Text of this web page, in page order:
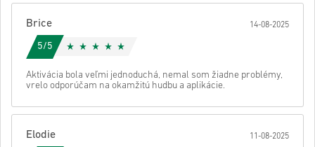
Brice 14-08-2025
5/5
Aktivácia bola veľmi jednoduchá, nemal som žiadne problémy,
vrelo odporúčam na okamžitú hudbu a aplikácie.
Elodie 11-08-2025